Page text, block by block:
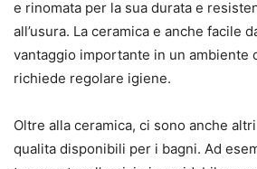
e rinomata per la sua durata e
all’usura. La ceramica e anche facile
vantaggio importante in un ambiente
richiede regolare igiene.
Oltre alla ceramica, ci sono anche
qualita disponibili per i bagni. Ad